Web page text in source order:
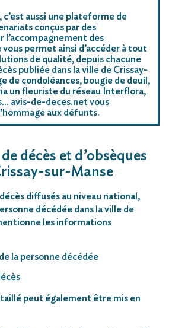
aussi une plateforme de
conçus par des
l’accompagnement des
permet ainsi d’accéder à tout
de qualité, depuis chacune
publiée dans la ville de Crissay-
de condoléances, bougie de deuil,
un fleuriste du réseau Interflora,
avis-de-deces.net vous
aux défunts.
décès et d’obsèques
sur-Manse
diffusés au niveau national,
décédée dans la ville de
les informations
la personne décédée
peut également être mis en